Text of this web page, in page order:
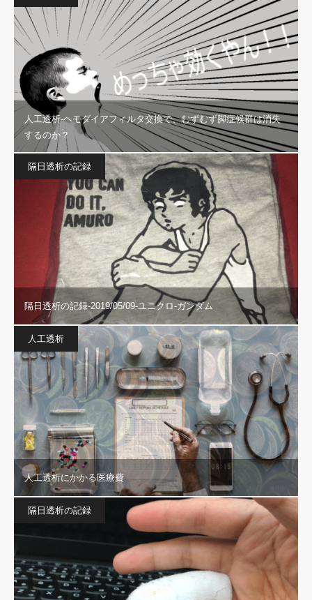
人工透析-ヘモダイアフィルタ交換で、むずむず脚症候群は消失
するのか？
隔日透析の記録
隔日透析の記録-2019/05/09-ユニクロ-ガンダム
人工透析
人工透析にかかる医療費
隔日透析の記録